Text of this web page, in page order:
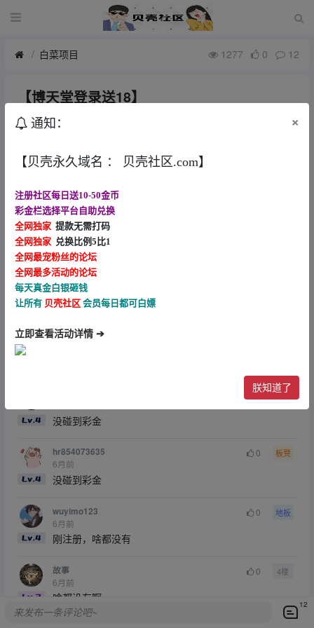
白菜项目 1277 0 12
【博天堂登录送18】
小花花
该用户被关禁闭，内容被隐藏。
我们生在红旗下 长在春风里 人民有信仰 国家有力量 民族
有希望 （论坛内容仅用于白嫖娱乐 论坛严禁任何形式充
值 严禁拿内容做任何形式推广 发现一律提交公安 ）
0 沙发
没碰到彩金
hr854073635
6月前
0 板凳
没碰到彩金
wuyimo123
6月前
0 地板
刚注册，啥都没有
故事
6月前
0 4楼
啥都没有啊
通知： ×
【贝壳永久域名 ： 贝壳社区.com】
注册社区每日送10-50金币
彩金栏选择平台自助兑换
全网独家 提款无需打码
全网独家 兑换比例5比1
全网最宠粉丝的论坛
全网最多活动的论坛
每天真金白银砸钱
让所有 贝壳社区 会员每日都可白嫖
立即查看活动详情 ➔
朕知道了
来发布一条评论吧~
12